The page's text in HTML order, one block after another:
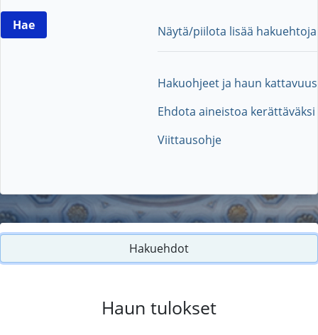
Näytä/piilota lisää hakuehtoja
Hakuohjeet ja haun kattavuus
Ehdota aineistoa kerättäväksi
Viittausohje
Hakuehdot
Haun tulokset